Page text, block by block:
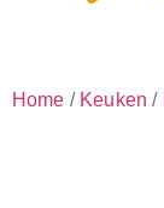
Home / Keuken /